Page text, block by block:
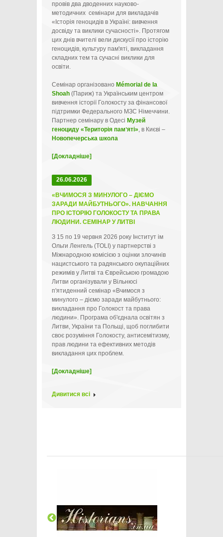
провів два дводенних науково-
методичних семінари для викладачів
«Історія геноцидів в Україні: вивчення
досвіду та виклики сучасності». Протягом
цих днів вчителі вели дискусії про історію
геноцидів, культуру пам'яті, викладання
складних тем та сучасні виклики для
освіти.
Семінар організовано Mémorial de la
Shoah (Париж) та Українським центром
вивчення історії Голокосту за фінансової
підтримки Федерального МЗС Німеччини.
Партнер семінару в Одесі Музей
геноциду «Територія памʼяті», в Києві –
Новопечерська школа
[Докладніше]
26.06.2026
«ВЧИМОСЯ З МИНУЛОГО – ДІЄМО
ЗАРАДИ МАЙБУТНЬОГО». НАВЧАННЯ
ПРО ІСТОРІЮ ГОЛОКОСТУ ТА ПРАВА
ЛЮДИНИ. СЕМІНАР У ЛИТВІ
З 15 по 19 червня 2026 року Інститут ім
Ольги Ленгель (TOLI) у партнерстві з
Міжнародною комісією з оцінки злочинів
нацистського та радянського окупаційних
режимів у Литві та Єврейською громадою
Литви організували у Вільнюсі
п'ятиденний семінар «Вчимося з
минулого – діємо заради майбутнього:
викладання про Голокост та права
людини». Програма об'єднала освітян з
Литви, України та Польщі, щоб поглибити
своє розуміння Голокосту, антисемітизму,
прав людини та ефективних методів
викладання цих проблем.
[Докладніше]
Дивитися всі